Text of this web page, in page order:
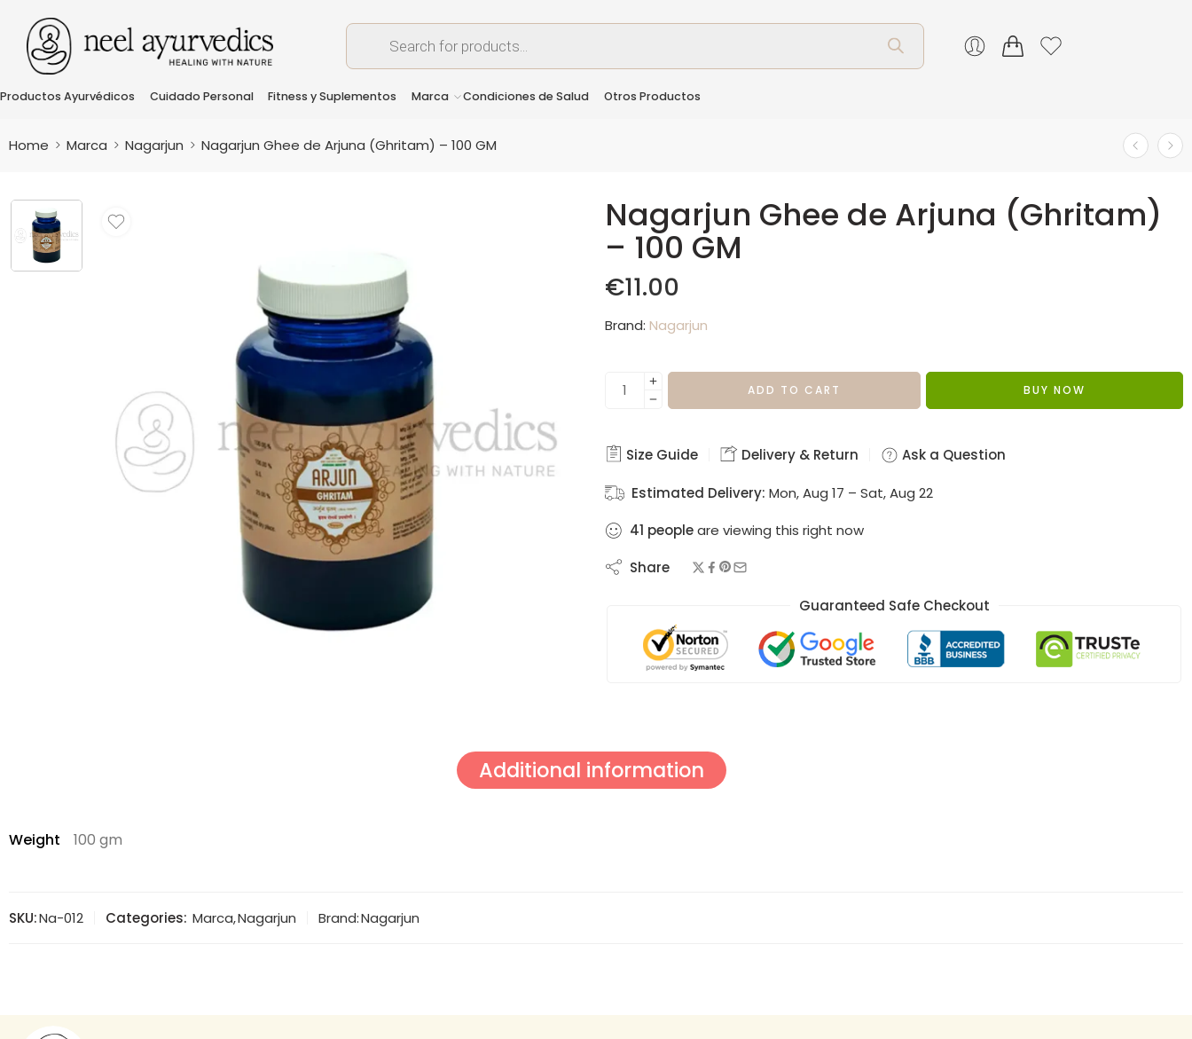
Productos Ayurvédicos Cuidado Personal Fitness y Suplementos Marca Condiciones de Salud Otros Productos
Home Marca Nagarjun Nagarjun Ghee de Arjuna (Ghritam) – 100 GM
Nagarjun Ghee de Arjuna (Ghritam)
– 100 GM
€11.00
Brand: Nagarjun
ADD TO CART BUY NOW
Size Guide Delivery & Return Ask a Question
Estimated Delivery: Mon, Aug 17 – Sat, Aug 22
41 peopleare viewing this right now
Share
Guaranteed Safe Checkout
Additional information
Weight 100 gm
SKU:Na-012 Categories: Marca,Nagarjun Brand:Nagarjun